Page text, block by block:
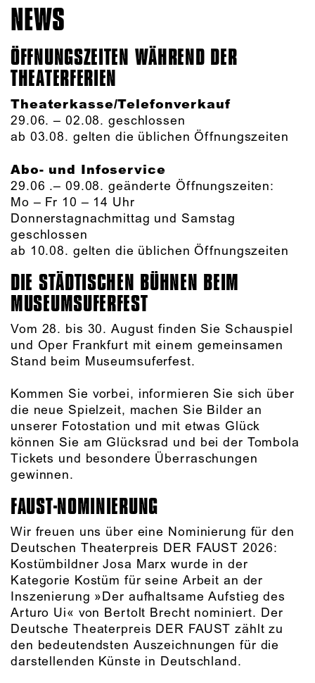
NEWS
ÖFFNUNGSZEITEN WÄHREND DER
THEATERFERIEN
Theaterkasse/Telefonverkauf
29.06. – 02.08. geschlossen
ab 03.08. gelten die üblichen Öffnungszeiten
Abo- und Infoservice
29.06 .– 09.08. geänderte Öffnungszeiten:
Mo – Fr 10 – 14 Uhr
Donnerstagnachmittag und Samstag
geschlossen
ab 10.08. gelten die üblichen Öffnungszeiten
DIE STÄDTISCHEN BÜHNEN BEIM
MUSEUMSUFERFEST
Vom 28. bis 30. August finden Sie Schauspiel
und Oper Frankfurt mit einem gemeinsamen
Stand beim Museumsuferfest.
Kommen Sie vorbei, informieren Sie sich über
die neue Spielzeit, machen Sie Bilder an
unserer Fotostation und mit etwas Glück
können Sie am Glücksrad und bei der Tombola
Tickets und besondere Überraschungen
gewinnen.
FAUST-NOMINIERUNG
Wir freuen uns über eine Nominierung für den
Deutschen Theaterpreis DER FAUST 2026:
Kostümbildner Josa Marx wurde in der
Kategorie Kostüm für seine Arbeit an der
Inszenierung »Der aufhaltsame Aufstieg des
Arturo Ui« von Bertolt Brecht nominiert. Der
Deutsche Theaterpreis DER FAUST zählt zu
den bedeutendsten Auszeichnungen für die
darstellenden Künste in Deutschland.